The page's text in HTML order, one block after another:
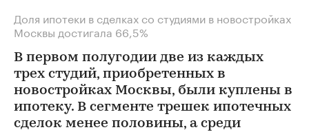
Доля ипотеки в сделках со студиями в новостройках
Москвы достигала 66,5%
В первом полугодии две из каждых
трех студий, приобретенных в
новостройках Москвы, были куплены в
ипотеку. В сегменте трешек ипотечных
сделок менее половины, а среди